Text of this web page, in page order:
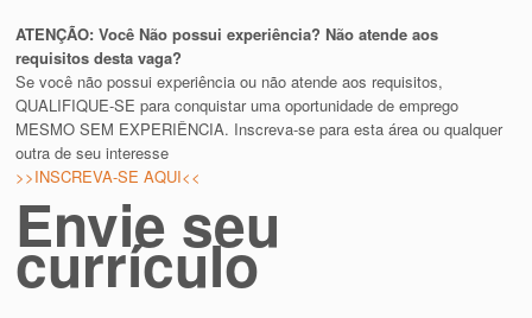
ATENÇÃO: Você Não possui experiência? Não atende aos
requisitos desta vaga?
Se você não possui experiência ou não atende aos requisitos,
QUALIFIQUE-SE para conquistar uma oportunidade de emprego
MESMO SEM EXPERIÊNCIA. Inscreva-se para esta área ou qualquer
outra de seu interesse
>>INSCREVA-SE AQUI<<
Envie seu
currículo